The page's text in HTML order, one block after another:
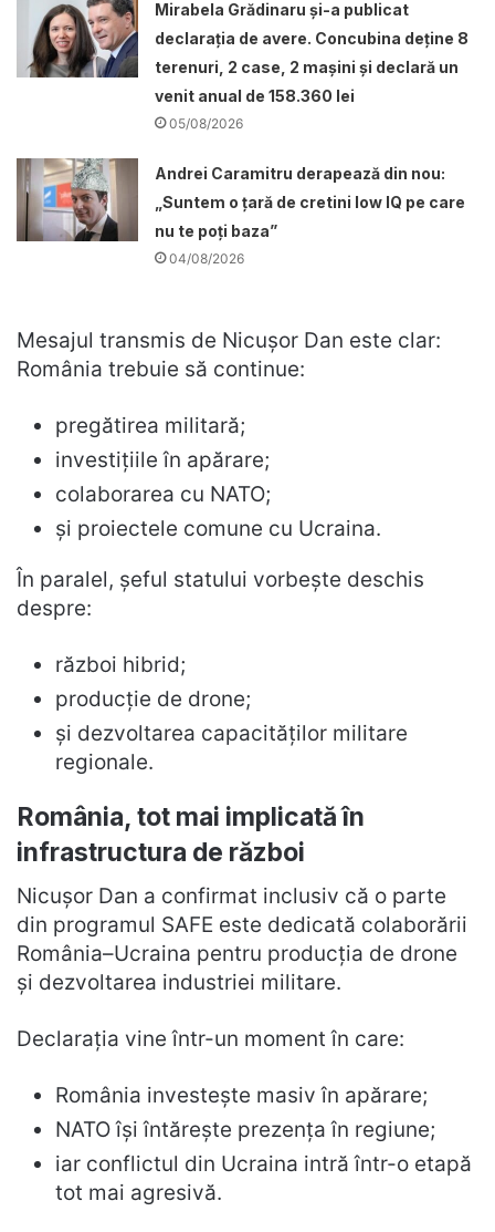
Mirabela Grădinaru și-a publicat
declarația de avere. Concubina deține 8
terenuri, 2 case, 2 mașini și declară un
venit anual de 158.360 lei
05/08/2026
Andrei Caramitru derapează din nou:
„Suntem o țară de cretini low IQ pe care
nu te poți baza”
04/08/2026
Mesajul transmis de Nicușor Dan este clar:
România trebuie să continue:
pregătirea militară;
investițiile în apărare;
colaborarea cu NATO;
și proiectele comune cu Ucraina.
În paralel, șeful statului vorbește deschis
despre:
război hibrid;
producție de drone;
și dezvoltarea capacităților militare
regionale.
România, tot mai implicată în
infrastructura de război
Nicușor Dan a confirmat inclusiv că o parte
din programul SAFE este dedicată colaborării
România–Ucraina pentru producția de drone
și dezvoltarea industriei militare.
Declarația vine într-un moment în care:
România investește masiv în apărare;
NATO își întărește prezența în regiune;
iar conflictul din Ucraina intră într-o etapă
tot mai agresivă.